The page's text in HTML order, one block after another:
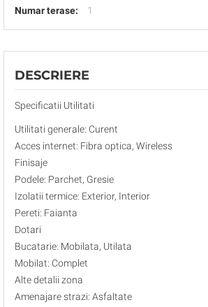
Numar terase:
1
DESCRIERE
Specificatii Utilitati
Utilitati generale: Curent
Acces internet: Fibra optica, Wireless
Finisaje
Podele: Parchet, Gresie
Izolatii termice: Exterior, Interior
Pereti: Faianta
Dotari
Bucatarie: Mobilata, Utilata
Mobilat: Complet
Alte detalii zona
Amenajare strazi: Asfaltate